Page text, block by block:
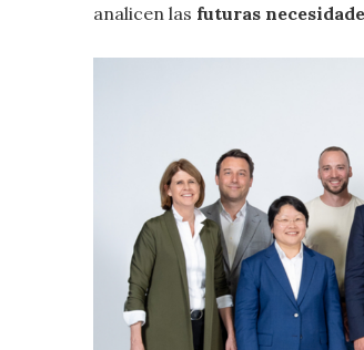
analicen las futuras